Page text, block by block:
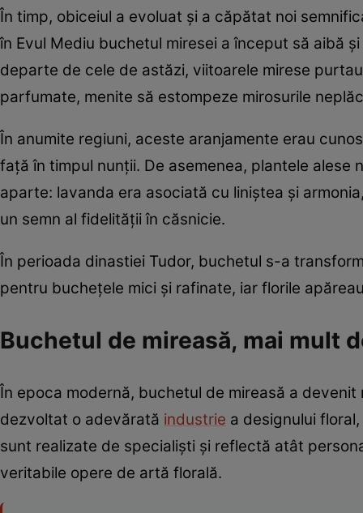
În timp, obiceiul a evoluat și a căpătat noi
în Evul Mediu buchetul miresei a început să aibă
departe de cele de astăzi, viitoarele mirese
parfumate, menite să estompeze mirosurile
În anumite regiuni, aceste aranjamente erau
față în timpul nunții. De asemenea, plantele
aparte: lavanda era asociată cu liniștea și
un semn al fidelității în căsnicie.
În perioada dinastiei Tudor, buchetul s-a
pentru buchețele mici și rafinate, iar florile
Buchetul de mireasă, mai mult
În epoca modernă, buchetul de mireasă a
dezvoltat o adevărată industrie a designului
sunt realizate de specialiști și reflectă atât
veritabile opere de artă florală.